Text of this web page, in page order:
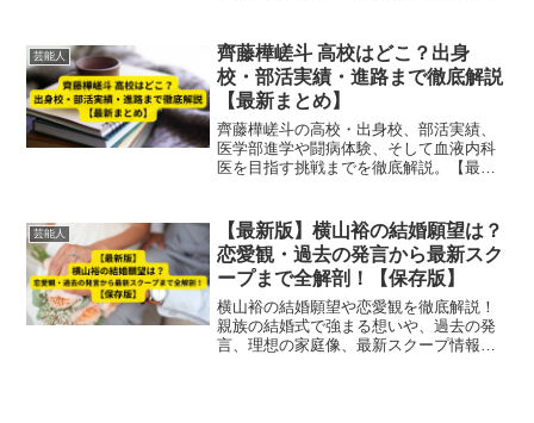
いる理由をお伝えします。
芸能人
齊藤樺嵯斗 高校はどこ？出身
校・部活実績・進路まで徹底解説
【最新まとめ】
齊藤樺嵯斗の高校・出身校、部活実績、
医学部進学や闘病体験、そして血液内科
医を目指す挑戦までを徹底解説。【最新
芸能人
【最新版】横山裕の結婚願望は？
恋愛観・過去の発言から最新スク
ープまで全解剖！【保存版】
横山裕の結婚願望や恋愛観を徹底解説！
親族の結婚式で強まる想いや、過去の発
言、理想の家庭像、最新スクープ情報ま